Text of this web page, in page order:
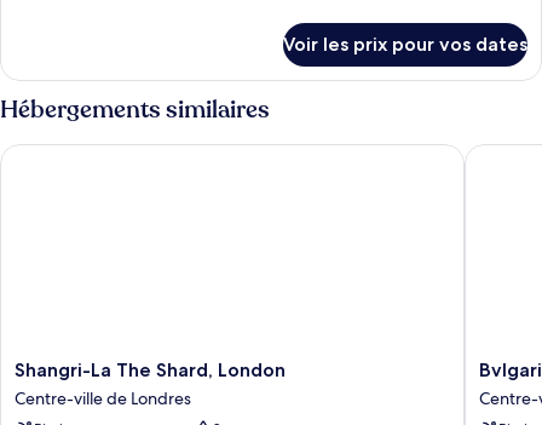
chambre :
Superior
Room
le
type
de
Superior
Voir les prix pour vos dates
Hébergements similaires
Shangri-
La
The
Shangri-La The Shard, London
Centre-ville de Londres
Shangri-La The Shard, London
Bvlgari
Hotel
London
Centre-
Bvlgari